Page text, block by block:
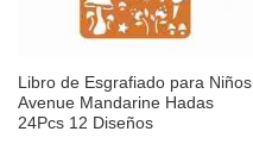
Libro de Esgrafiado para Niños
Avenue Mandarine Hadas
24Pcs 12 Diseños